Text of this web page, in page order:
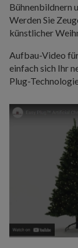
Bühnenbildnern
Werden Sie
künstlicher
Aufbau-Video
einfach sich Ihr
Plug-